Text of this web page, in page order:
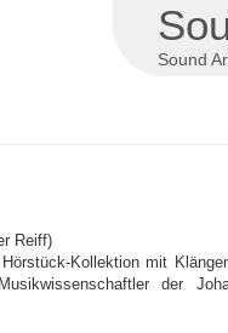
Sound
Reiff)
Kollektion mit
der